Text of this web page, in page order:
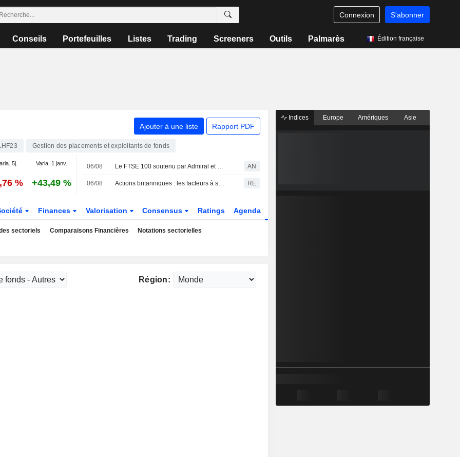
Connexion S'abonner
Conseils Portefeuilles Listes Trading Screeners Outils Palmarès Édition française
Ajouter à une liste Rapport PDF
Gestion des placements et exploitants de fonds
5j. Varia. 1 janv.
% +43,49 %
06/08 Le FTSE 100 soutenu par Admiral et Persimmon AN
06/08 Actions britanniques : les facteurs à suivre le 6 août RE
Finances Valorisation Consensus Ratings Agenda
sectoriels Comparaisons Financières Notations sectorielles
Région:
Indices Europe Amériques Asie